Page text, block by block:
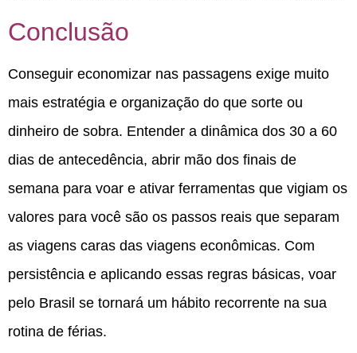
Conclusão
Conseguir economizar nas passagens exige muito
mais estratégia e organização do que sorte ou
dinheiro de sobra. Entender a dinâmica dos 30 a 60
dias de antecedência, abrir mão dos finais de
semana para voar e ativar ferramentas que vigiam os
valores para você são os passos reais que separam
as viagens caras das viagens econômicas. Com
persistência e aplicando essas regras básicas, voar
pelo Brasil se tornará um hábito recorrente na sua
rotina de férias.